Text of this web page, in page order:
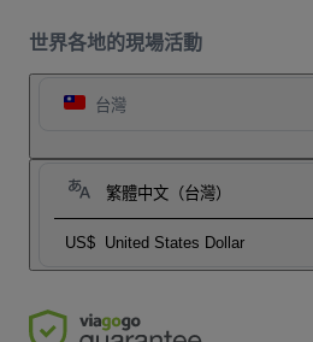
世界各地的現場活動
台灣
繁體中文（台灣）
US$ United States Dollar